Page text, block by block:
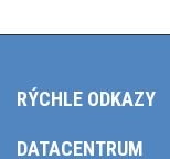
RÝCHLE ODKAZY
DATACENTRUM